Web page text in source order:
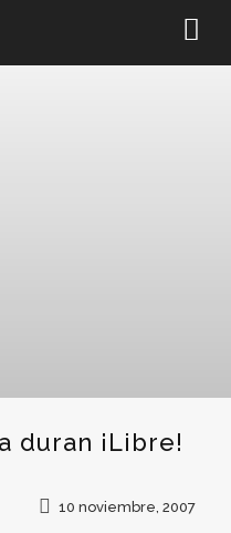
duran ¡Libre!
10 noviembre, 2007